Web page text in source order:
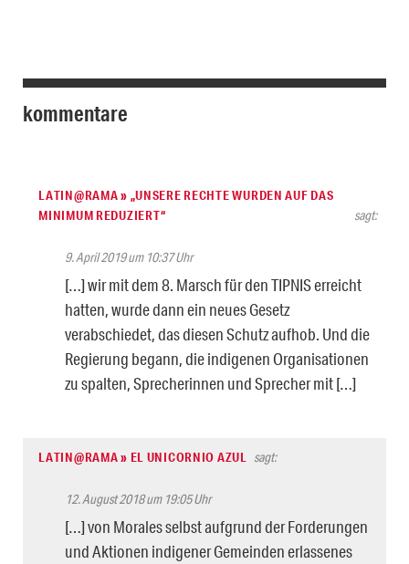
kommentare
LATIN@RAMA » „UNSERE RECHTE WURDEN AUF DAS
MINIMUM REDUZIERT“
sagt:
9. April 2019 um 10:37 Uhr
[…] wir mit dem 8. Marsch für den TIPNIS erreicht
hatten, wurde dann ein neues Gesetz
verabschiedet, das diesen Schutz aufhob. Und die
Regierung begann, die indigenen Organisationen
zu spalten, Sprecherinnen und Sprecher mit […]
LATIN@RAMA » EL UNICORNIO AZUL sagt:
12. August 2018 um 19:05 Uhr
[…] von Morales selbst aufgrund der Forderungen
und Aktionen indigener Gemeinden erlassenes